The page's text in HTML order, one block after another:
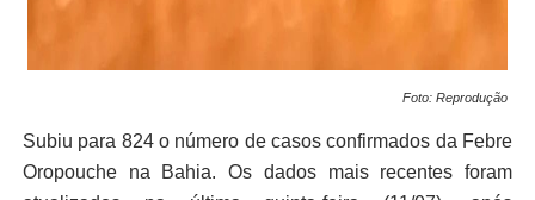
Foto: Reprodução
Subiu para 824 o número de casos confirmados da Febre
Oropouche na Bahia. Os dados mais recentes foram